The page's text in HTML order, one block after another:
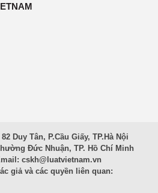
Duy Tân, P.Cầu Giấy, TP.Hà Nội
Đức Nhuận, TP. Hồ Chí Minh
cskh@luatvietnam.vn
giả và các quyền liên quan: